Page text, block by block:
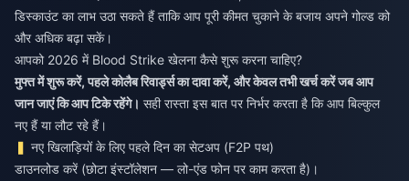
डिस्काउंट का लाभ उठा सकते हैं ताकि आप पूरी कीमत चुकाने के बजाय अपने गोल्ड को
और अधिक बढ़ा सकें।
आपको 2026 में Blood Strike खेलना कैसे शुरू करना चाहिए?
मुफ्त में शुरू करें, पहले कोलैब रिवार्ड्स का दावा करें, और केवल तभी खर्च करें जब आप
जान जाएं कि आप टिके रहेंगे। सही रास्ता इस बात पर निर्भर करता है कि आप बिल्कुल
नए हैं या लौट रहे हैं।
नए खिलाड़ियों के लिए पहले दिन का सेटअप (F2P पथ)
डाउनलोड करें (छोटा इंस्टॉलेशन — लो-एंड फोन पर काम करता है)।